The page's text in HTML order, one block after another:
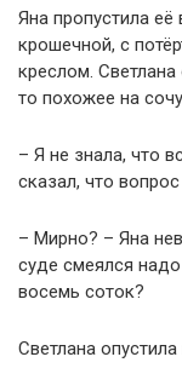
Яна пропустила её
крошечной, с
креслом. Светлана
то похожее на
– Я не знала, что
сказал, что
– Мирно? – Яна
суде смеялся
восемь соток?
Светлана опустила